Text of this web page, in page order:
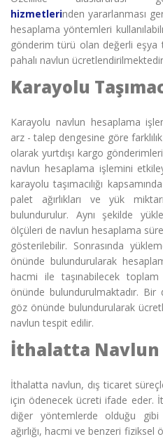
hizmetlerinden yararlanması
hesaplama yöntemleri
gönderim türü olan değerli eşya
pahalı navlun
Karayolu
Karayolu navlun hesaplama
arz - talep dengesine göre
olarak yurtdışı kargo
navlun hesaplama işlemini
karayolu taşımacılığı
palet ağırlıkları ve yük
bulundurulur. Aynı şekilde
ölçüleri de navlun hesaplama
gösterilebilir. Sonrasında
önünde bulundurularak
hacmi ile taşınabilecek toplam
önünde bulundurulmaktadır.
göz önünde bulundurularak
navlun tespit edilir.
İthalatta Navlun
İthalatta navlun, dış ticaret
için ödenecek ücreti ifade eder.
diğer yöntemlerde olduğu gibi
ağırlığı, hacmi ve benzeri